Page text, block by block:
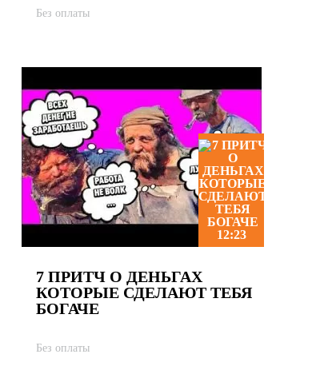
Без оплаты
12:23
7 ПРИТЧ О ДЕНЬГАХ
КОТОРЫЕ СДЕЛАЮТ ТЕБЯ
БОГАЧЕ
Без оплаты